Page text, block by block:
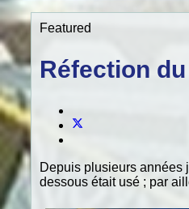
Featured
Réfection
Depuis plusieurs années
dessous était usé ; par